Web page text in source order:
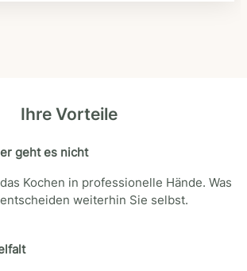
Ihre Vorteile
geht es nicht
Kochen in professionelle Hände. Was
weiterhin Sie selbst.